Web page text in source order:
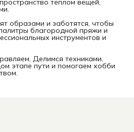
теплом вещей,
образами и заботятся, чтобы
благородной пряжи и
инструментов и
Делимся техниками.
этапе пути и помогаем хобби